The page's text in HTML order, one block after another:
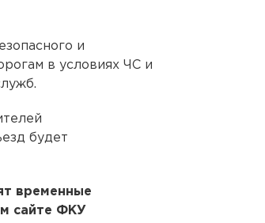
и
в условиях ЧС и
будет
временные
сайте ФКУ